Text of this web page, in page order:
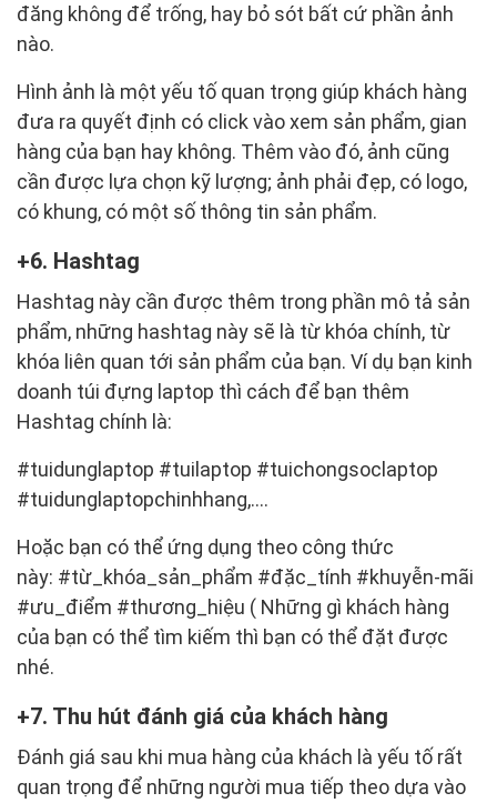
đăng không để trống, hay bỏ sót bất cứ phần ảnh
nào.
Hình ảnh là một yếu tố quan trọng giúp khách hàng
đưa ra quyết định có click vào xem sản phẩm, gian
hàng của bạn hay không. Thêm vào đó, ảnh cũng
cần được lựa chọn kỹ lượng; ảnh phải đẹp, có logo,
có khung, có một số thông tin sản phẩm.
6. Hashtag
Hashtag này cần được thêm trong phần mô tả sản
phẩm, những hashtag này sẽ là từ khóa chính, từ
khóa liên quan tới sản phẩm của bạn. Ví dụ bạn kinh
doanh túi đựng laptop thì cách để bạn thêm
Hashtag chính là:
#tuidunglaptop #tuilaptop #tuichongsoclaptop
#tuidunglaptopchinhhang,....
Hoặc bạn có thể ứng dụng theo công thức
này: #từ_khóa_sản_phẩm #đặc_tính #khuyễn-mãi
#ưu_điểm #thương_hiệu ( Những gì khách hàng
của bạn có thể tìm kiếm thì bạn có thể đặt được
nhé.
7. Thu hút đánh giá của khách hàng
Đánh giá sau khi mua hàng của khách là yếu tố rất
quan trọng để những người mua tiếp theo dựa vào